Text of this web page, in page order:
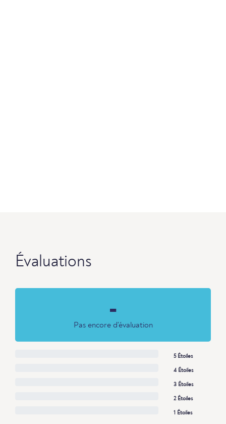
Évaluations
-
Pas encore d'évaluation
5 Étoiles
4 Étoiles
3 Étoiles
2 Étoiles
1 Étoiles